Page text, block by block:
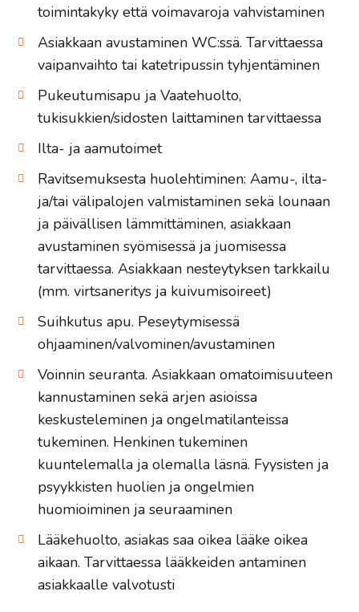
toimintakyky että voimavaroja vahvistaminen
Asiakkaan avustaminen WC:ssä. Tarvittaessa
vaipanvaihto tai katetripussin tyhjentäminen
Pukeutumisapu ja Vaatehuolto,
tukisukkien/sidosten laittaminen tarvittaessa
Ilta- ja aamutoimet
Ravitsemuksesta huolehtiminen: Aamu-, ilta-
ja/tai välipalojen valmistaminen sekä lounaan
ja päivällisen lämmittäminen, asiakkaan
avustaminen syömisessä ja juomisessa
tarvittaessa. Asiakkaan nesteytyksen tarkkailu
(mm. virtsaneritys ja kuivumisoireet)
Suihkutus apu. Peseytymisessä
ohjaaminen/valvominen/avustaminen
Voinnin seuranta. Asiakkaan omatoimisuuteen
kannustaminen sekä arjen asioissa
keskusteleminen ja ongelmatilanteissa
tukeminen. Henkinen tukeminen
kuuntelemalla ja olemalla läsnä. Fyysisten ja
psyykkisten huolien ja ongelmien
huomioiminen ja seuraaminen
Lääkehuolto, asiakas saa oikea lääke oikea
aikaan. Tarvittaessa lääkkeiden antaminen
asiakkaalle valvotusti